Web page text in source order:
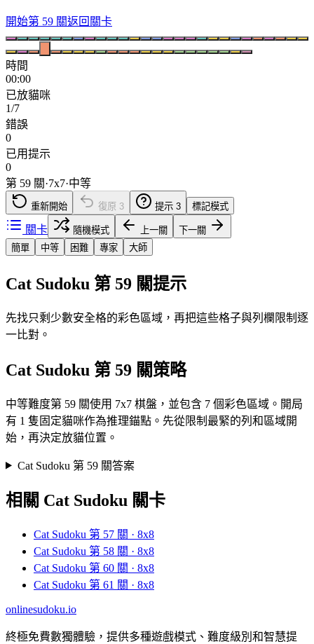
開始第 59 關返回關卡
時間
00:00
已放貓咪
1/7
錯誤
0
已用提示
0
第 59 關·7x7·中等
重新開始 復原 3 提示 3 標記模式
關卡 隨機模式 上一關
下一關
簡單
中等 困難 專家 大師
Cat Sudoku 第 59 關提示
先找只剩少數安全格的彩色區域，再把這些格子與列欄限制逐
一比對。
Cat Sudoku 第 59 關策略
中等難度第 59 關使用 7x7 棋盤，並包含 7 個彩色區域。開局
有 1 隻固定貓咪作為推理錨點。先從限制最緊的列和區域開
始，再決定放貓位置。
Cat Sudoku 第 59 關答案
相關 Cat Sudoku 關卡
Cat Sudoku 第 57 關 · 8x8
Cat Sudoku 第 58 關 · 8x8
Cat Sudoku 第 60 關 · 8x8
Cat Sudoku 第 61 關 · 8x8
onlinesudoku.io
終極免費數獨體驗，提供多種遊戲模式、難度級別和智慧提